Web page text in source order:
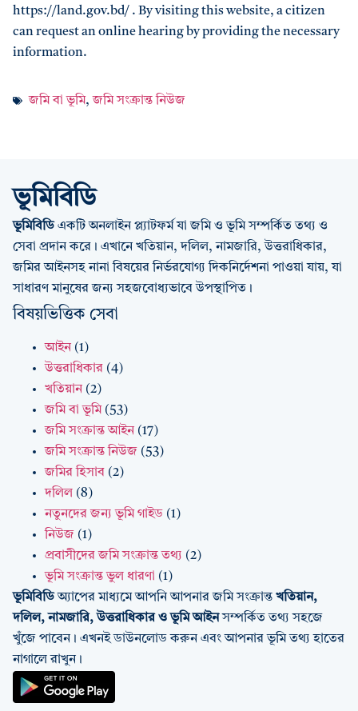
https://land.gov.bd/ . By visiting this website, a citizen
can request an online hearing by providing the necessary
information.
জমি বা ভূমি,জমি সংক্রান্ত নিউজ
ভূমিবিডি
ভূমিবিডিএকটি অনলাইন প্ল্যাটফর্ম যা জমি ও ভূমি সম্পর্কিত তথ্য ও
সেবা প্রদান করে। এখানে খতিয়ান, দলিল, নামজারি, উত্তরাধিকার,
জমির আইনসহ নানা বিষয়ের নির্ভরযোগ্য দিকনির্দেশনা পাওয়া যায়, যা
সাধারণ মানুষের জন্য সহজবোধ্যভাবে উপস্থাপিত।
বিষয়ভিত্তিক সেবা
আইন (1)
উত্তরাধিকার (4)
খতিয়ান (2)
জমি বা ভূমি(53)
জমি সংক্রান্ত আইন (17)
জমি সংক্রান্ত নিউজ (53)
জমির হিসাব (2)
দলিল (8)
নতুনদের জন্য ভূমি গাইড (1)
নিউজ (1)
প্রবাসীদের জমি সংক্রান্ত তথ্য (2)
ভূমি সংক্রান্ত ভুল ধারণা (1)
ভূমিবিডিঅ্যাপের মাধ্যমে আপনি আপনার জমি সংক্রান্ত খতিয়ান,
দলিল, নামজারি, উত্তরাধিকার ও ভূমি আইনসম্পর্কিত তথ্য সহজে
খুঁজে পাবেন। এখনই ডাউনলোড করুন এবং আপনার ভূমি তথ্য হাতের
নাগালে রাখুন।